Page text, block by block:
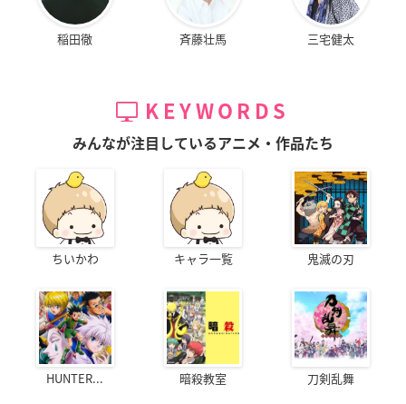
稲田徹 斉藤壮馬 三宅健太
KEYWORDS
みんなが注目しているアニメ・作品たち
ちいかわ キャラ一覧 鬼滅の刃
HUNTER... 暗殺教室 刀剣乱舞